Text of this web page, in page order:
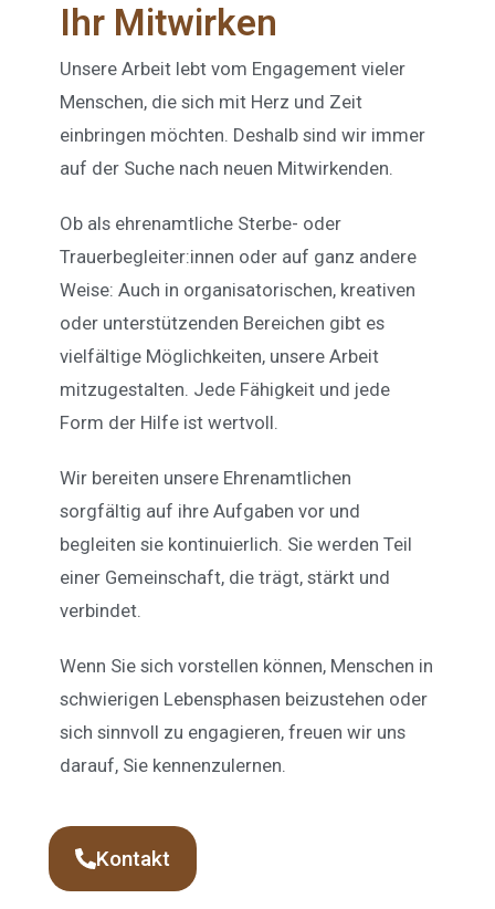
Ihr Mitwirken
Unsere Arbeit lebt vom Engagement vieler
Menschen, die sich mit Herz und Zeit
einbringen möchten. Deshalb sind wir immer
auf der Suche nach neuen Mitwirkenden.
Ob als ehrenamtliche Sterbe- oder
Trauerbegleiter:innen oder auf ganz andere
Weise: Auch in organisatorischen, kreativen
oder unterstützenden Bereichen gibt es
vielfältige Möglichkeiten, unsere Arbeit
mitzugestalten. Jede Fähigkeit und jede
Form der Hilfe ist wertvoll.
Wir bereiten unsere Ehrenamtlichen
sorgfältig auf ihre Aufgaben vor und
begleiten sie kontinuierlich. Sie werden Teil
einer Gemeinschaft, die trägt, stärkt und
verbindet.
Wenn Sie sich vorstellen können, Menschen in
schwierigen Lebensphasen beizustehen oder
sich sinnvoll zu engagieren, freuen wir uns
darauf, Sie kennenzulernen.
Kontakt